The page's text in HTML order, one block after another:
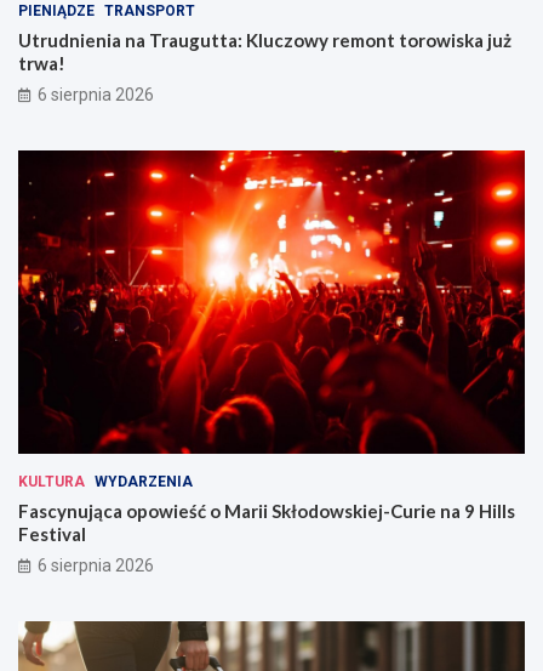
PIENIĄDZE TRANSPORT
Utrudnienia na Traugutta: Kluczowy remont torowiska już
trwa!
6 sierpnia 2026
KULTURA WYDARZENIA
Fascynująca opowieść o Marii Skłodowskiej-Curie na 9 Hills
Festival
6 sierpnia 2026